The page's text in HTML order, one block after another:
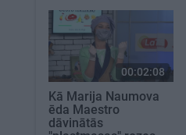
00:02:08
Kā Marija Naumova
ēda Maestro
dāvinātās